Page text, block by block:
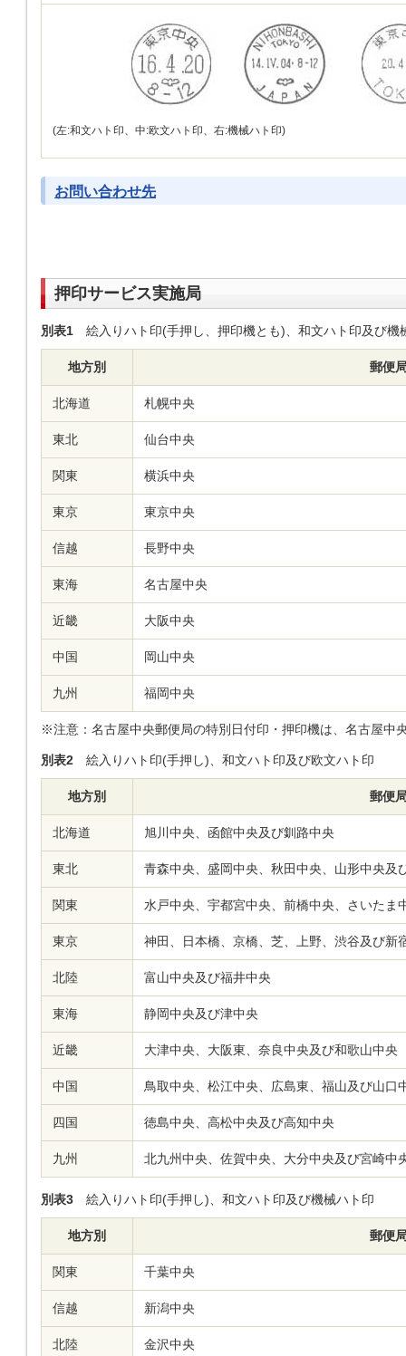
(左:和文ハト印、中:欧文ハト印、右:機械ハト印)
お問い合わせ先
押印サービス実施局
別表1 絵入りハト印(手押し、押印機とも)、和文ハト印及び機
地方別 郵便
北海道 札幌中央
東北 仙台中央
関東 横浜中央
東京 東京中央
信越 長野中央
東海 名古屋中央
近畿 大阪中央
中国 岡山中央
九州 福岡中央
※注意：名古屋中央郵便局の特別日付印・押印機は、名古屋中
別表2 絵入りハト印(手押し)、和文ハト印及び欧文ハト印
地方別 郵便
北海道 旭川中央、函館中央及び釧路中央
東北 青森中央、盛岡中央、秋田中央、山形中央及
関東 水戸中央、宇都宮中央、前橋中央、さいたま
東京 神田、日本橋、京橋、芝、上野、渋谷及び新
北陸 富山中央及び福井中央
東海 静岡中央及び津中央
近畿 大津中央、大阪東、奈良中央及び和歌山中央
中国 鳥取中央、松江中央、広島東、福山及び山口
四国 徳島中央、高松中央及び高知中央
九州 北九州中央、佐賀中央、大分中央及び宮崎中
別表3 絵入りハト印(手押し)、和文ハト印及び機械ハト印
地方別 郵便
関東 千葉中央
信越 新潟中央
北陸 金沢中央